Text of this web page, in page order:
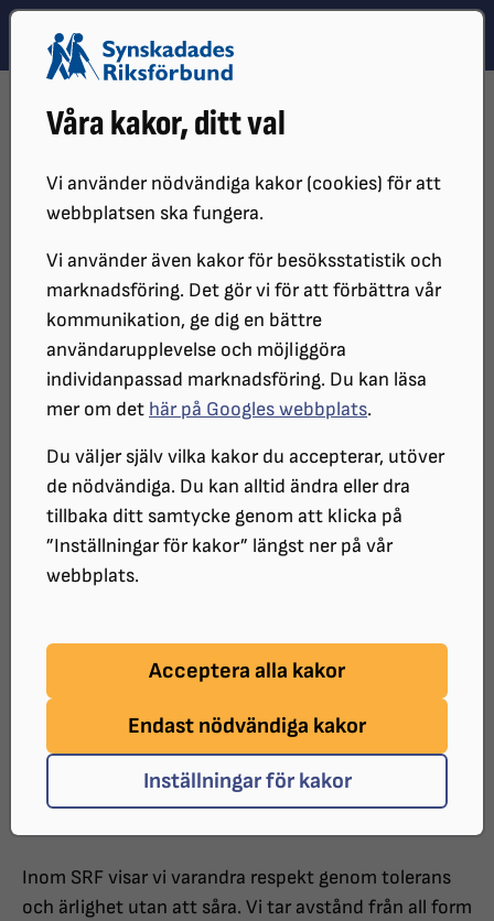
Våra kakor, ditt val
Vi använder nödvändiga kakor (cookies) för att
webbplatsen ska fungera.
Vi använder även kakor för besöksstatistik och
marknadsföring. Det gör vi för att förbättra vår
kommunikation, ge dig en bättre
användarupplevelse och möjliggöra
individanpassad marknadsföring. Du kan läsa
mer om det här på Googles webbplats.
Du väljer själv vilka kakor du accepterar, utöver
de nödvändiga. Du kan alltid ändra eller dra
tillbaka ditt samtycke genom att klicka på
”Inställningar för kakor” längst ner på vår
webbplats.
Acceptera alla kakor
Endast nödvändiga kakor
Inställningar för kakor
Hoppa till innehåll
Hoppa till hitta snabbt
UPPFÖRANDEKOD
Uppförandekod
Synskadades Riksförbunds
uppförandekod antogs av
förbundsstyrelsen 2022-10-20 och
Inledning
SRF är en organisation som präglas av öppenhet och
demokrati, där alla medlemmar kan göra sina röster
hörda och allas synpunkter är välkomna.
Inom SRF visar vi varandra respekt genom tolerans
och ärlighet utan att såra. Vi tar avstånd från all form